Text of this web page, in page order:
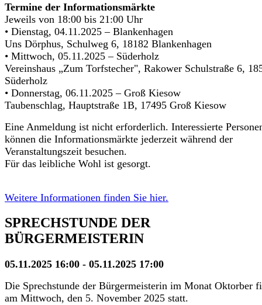
Termine der Informationsmärkte
Jeweils von 18:00 bis 21:00 Uhr
• Dienstag, 04.11.2025 – Blankenhagen
Uns Dörphus, Schulweg 6, 18182 Blankenhagen
• Mittwoch, 05.11.2025 – Süderholz
Vereinshaus „Zum Torfstecher", Rakower Schulstraße 6,
Süderholz
• Donnerstag, 06.11.2025 – Groß Kiesow
Taubenschlag, Hauptstraße 1B, 17495 Groß Kiesow
Eine Anmeldung ist nicht erforderlich. Interessierte
können die Informationsmärkte jederzeit während der
Veranstaltungszeit besuchen.
Für das leibliche Wohl ist gesorgt.
Weitere Informationen finden Sie hier.
SPRECHSTUNDE DER
BÜRGERMEISTERIN
05.11.2025 16:00 - 05.11.2025 17:00
Die Sprechstunde der Bürgermeisterin im Monat Oktorber
am Mittwoch, den 5. November 2025 statt.